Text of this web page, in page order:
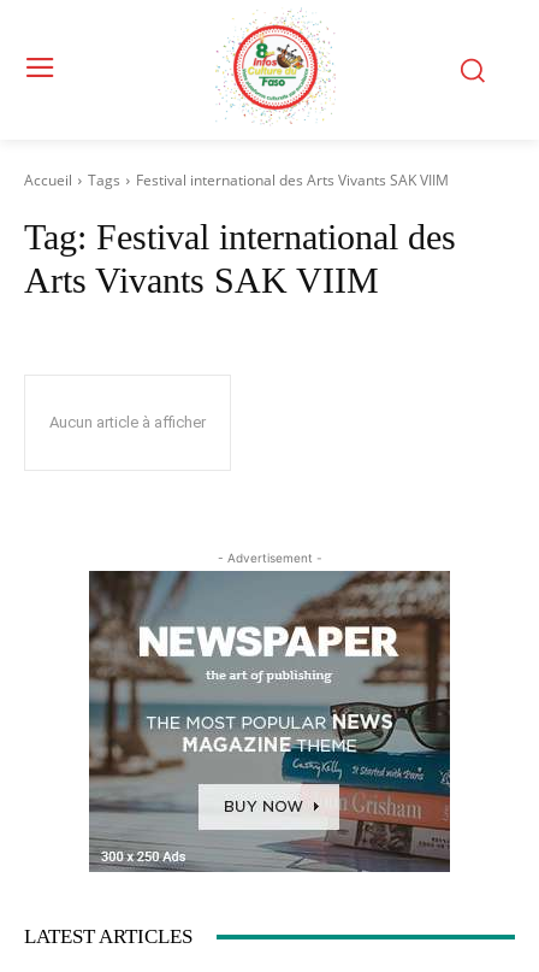
Accueil Tags Festival international des Arts Vivants SAK VIIM
Tag: Festival international des
Arts Vivants SAK VIIM
Aucun article à afficher
- Advertisement -
LATEST ARTICLES